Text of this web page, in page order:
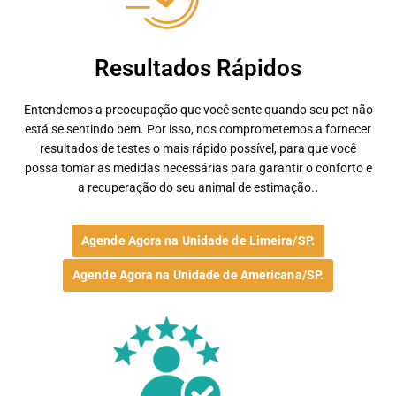
Resultados Rápidos
Entendemos a preocupação que você sente quando seu pet não
está se sentindo bem. Por isso, nos comprometemos a fornecer
resultados de testes o mais rápido possível, para que você
possa tomar as medidas necessárias para garantir o conforto e
a recuperação do seu animal de estimação..
Agende Agora na Unidade de Limeira/SP.
Agende Agora na Unidade de Americana/SP.